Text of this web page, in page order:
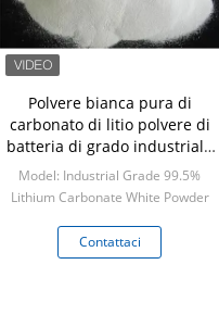
Polvere bianca pura di
carbonato di litio polvere di
batteria di grado industriale
in imballaggio da
20/25/100/500 kg
Model: Industrial Grade 99.5%
Lithium Carbonate White Powder
Contattaci